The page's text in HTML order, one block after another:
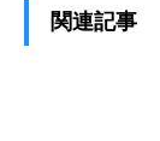
関連記事